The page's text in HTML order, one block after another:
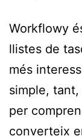
Workflowy
llistes de
més
simple,
per
converteix